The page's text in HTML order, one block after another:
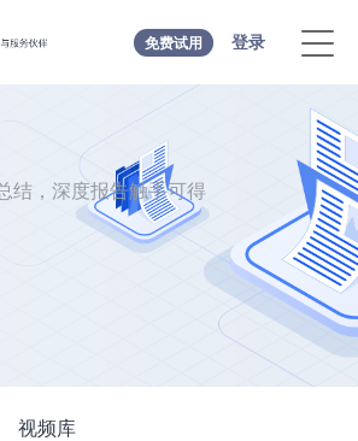
免费试用 登录
结，深度报告触手可得
视频库